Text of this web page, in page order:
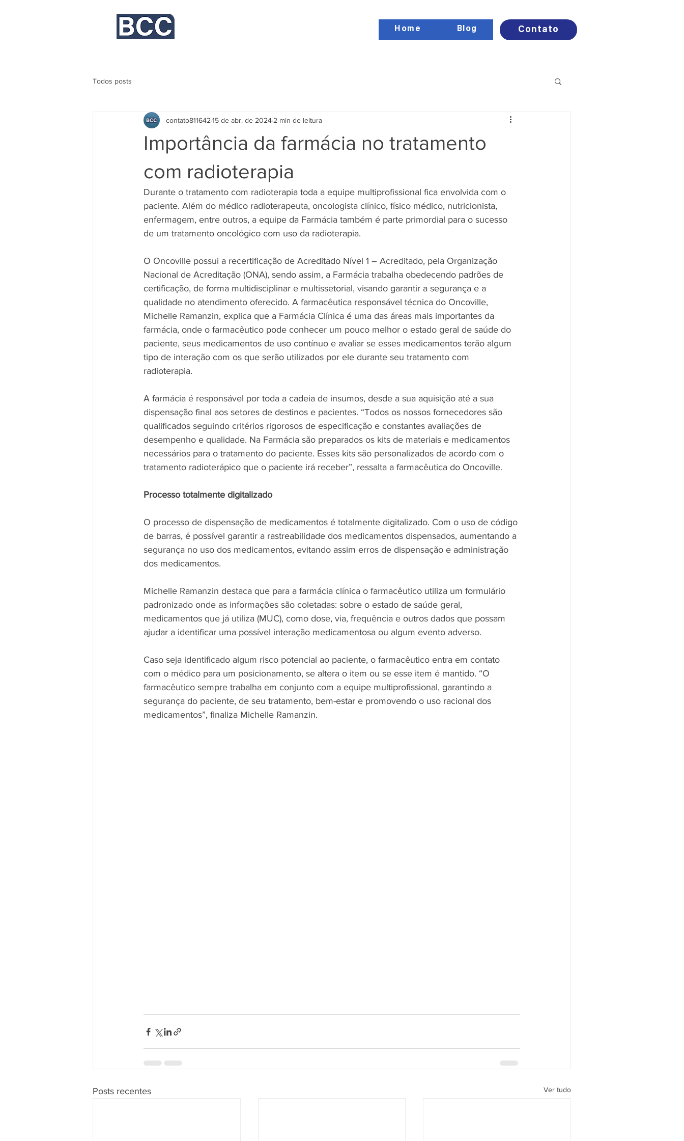
Home Blog Contato
Todos posts
Importância da farmácia no tratamento
com radioterapia
contato811642 15 de abr. de 2024 2 min de leitura
Durante o tratamento com radioterapia toda a equipe multiprofissional fica envolvida com o
paciente. Além do médico radioterapeuta, oncologista clínico, físico médico, nutricionista,
enfermagem, entre outros, a equipe da Farmácia também é parte primordial para o sucesso
de um tratamento oncológico com uso da radioterapia.
O Oncoville possui a recertificação de Acreditado Nível 1 – Acreditado, pela Organização
Nacional de Acreditação (ONA), sendo assim, a Farmácia trabalha obedecendo padrões de
certificação, de forma multidisciplinar e multissetorial, visando garantir a segurança e a
qualidade no atendimento oferecido. A farmacêutica responsável técnica do Oncoville,
Michelle Ramanzin, explica que a Farmácia Clínica é uma das áreas mais importantes da
farmácia, onde o farmacêutico pode conhecer um pouco melhor o estado geral de saúde do
paciente, seus medicamentos de uso contínuo e avaliar se esses medicamentos terão algum
tipo de interação com os que serão utilizados por ele durante seu tratamento com
radioterapia.
A farmácia é responsável por toda a cadeia de insumos, desde a sua aquisição até a sua
dispensação final aos setores de destinos e pacientes. “Todos os nossos fornecedores são
qualificados seguindo critérios rigorosos de especificação e constantes avaliações de
desempenho e qualidade. Na Farmácia são preparados os kits de materiais e medicamentos
necessários para o tratamento do paciente. Esses kits são personalizados de acordo com o
tratamento radioterápico que o paciente irá receber”, ressalta a farmacêutica do Oncoville.
Processo totalmente digitalizado
O processo de dispensação de medicamentos é totalmente digitalizado. Com o uso de código
de barras, é possível garantir a rastreabilidade dos medicamentos dispensados, aumentando a
segurança no uso dos medicamentos, evitando assim erros de dispensação e administração
dos medicamentos.
Michelle Ramanzin destaca que para a farmácia clínica o farmacêutico utiliza um formulário
padronizado onde as informações são coletadas: sobre o estado de saúde geral,
medicamentos que já utiliza (MUC), como dose, via, frequência e outros dados que possam
ajudar a identificar uma possível interação medicamentosa ou algum evento adverso.
Caso seja identificado algum risco potencial ao paciente, o farmacêutico entra em contato
com o médico para um posicionamento, se altera o item ou se esse item é mantido. “O
farmacêutico sempre trabalha em conjunto com a equipe multiprofissional, garantindo a
segurança do paciente, de seu tratamento, bem-estar e promovendo o uso racional dos
medicamentos”, finaliza Michelle Ramanzin.
Posts recentes Ver tudo